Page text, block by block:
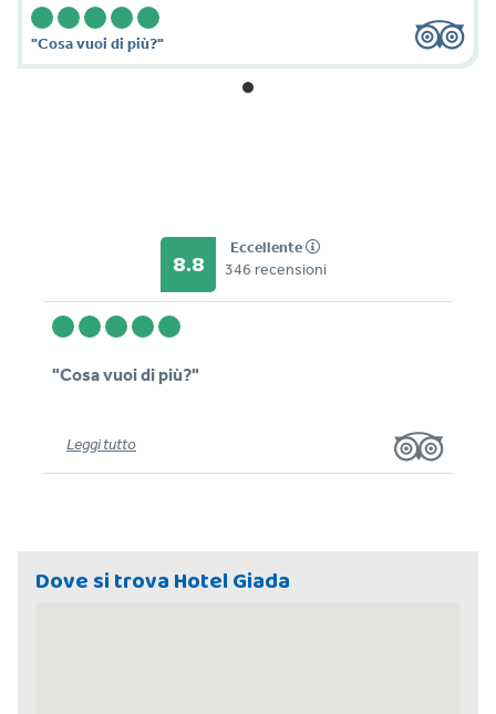
"Cosa vuoi di più?"
8.8
Eccellente
346 recensioni
"Cosa vuoi di più?"
Leggi tutto
Dove si trova Hotel Giada